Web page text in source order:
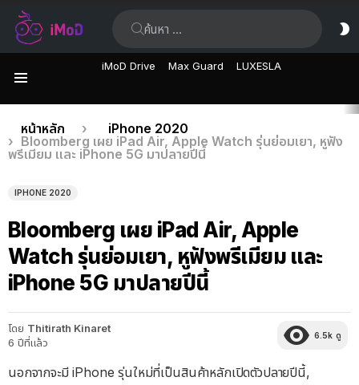
iMoD Drive Max Guard LUXESLA
เรื่อง
ล่าสุด
คุณอยู่ที่นี่:
หน้าหลัก
iPhone 2020
Bloomberg เผย iPad Air, Apple Watch รุ่นย่อมเยา, หูฟัง
พรีเมียม และ iPhone 5G มาปลายปีนี้
IPHONE 2020
Bloomberg เผย iPad Air, Apple
Watch รุ่นย่อมเยา, หูฟังพรีเมียม และ
iPhone 5G มาปลายปีนี้
โดย Thitirath Kinaret
6 ปีที่แล้ว
6.5k ดู
นอกจากจะมี iPhone รุ่นใหม่ที่เป็นสินค้าหลักเปิดตัวปลายปีนี้,